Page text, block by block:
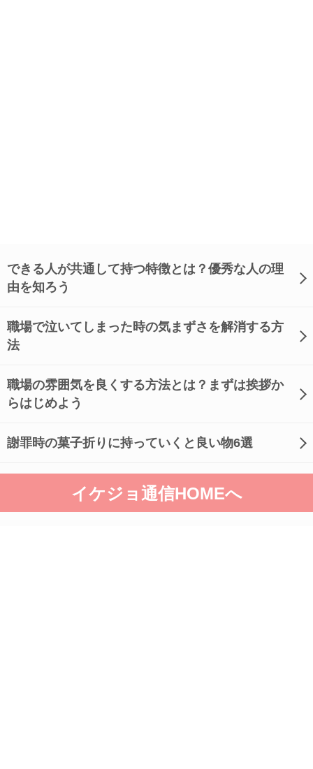
できる人が共通して持つ特徴とは？優秀な人の理
由を知ろう
職場で泣いてしまった時の気まずさを解消する方
法
職場の雰囲気を良くする方法とは？まずは挨拶か
らはじめよう
謝罪時の菓子折りに持っていくと良い物6選
イケジョ通信HOMEへ